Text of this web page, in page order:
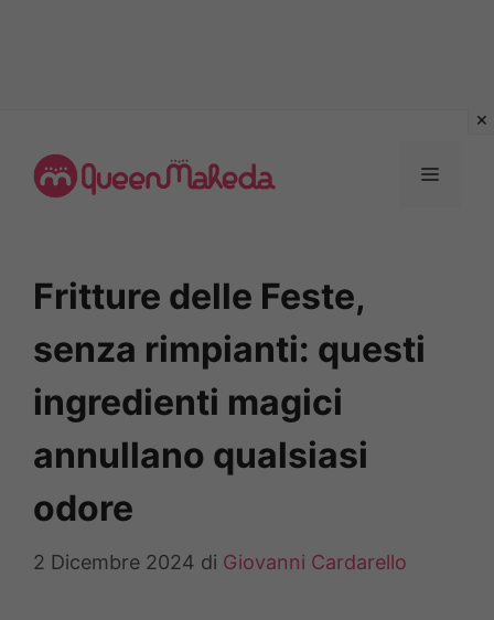
contenuto
MENU
Fritture delle Feste,
senza rimpianti: questi
ingredienti magici
annullano qualsiasi
odore
2 Dicembre 2024 di Giovanni Cardarello